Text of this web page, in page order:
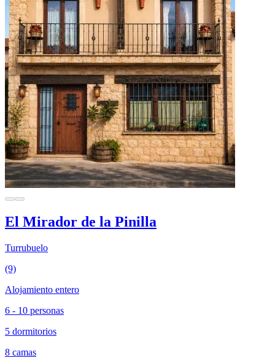
El Mirador de la Pinilla
Turrubuelo
(9)
Alojamiento entero
6 - 10 personas
5 dormitorios
8 camas